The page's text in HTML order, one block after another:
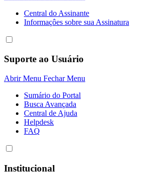
Central do Assinante
Informaçôes sobre sua Assinatura
Suporte ao Usuário
Abrir Menu Fechar Menu
Sumário do Portal
Busca Avançada
Central de Ajuda
Helpdesk
FAQ
Institucional